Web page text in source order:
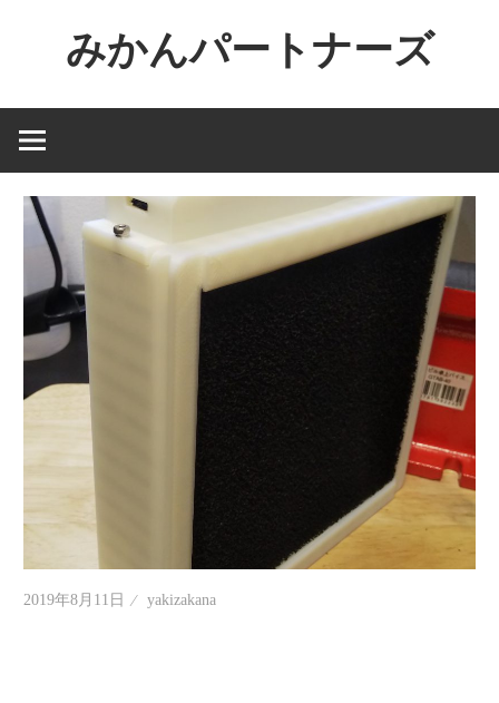
ン
へ
みかんパートナーズ
ー
ジ
ャ
ン
で
に
立
情
世
2019年8月11日 yakizakana